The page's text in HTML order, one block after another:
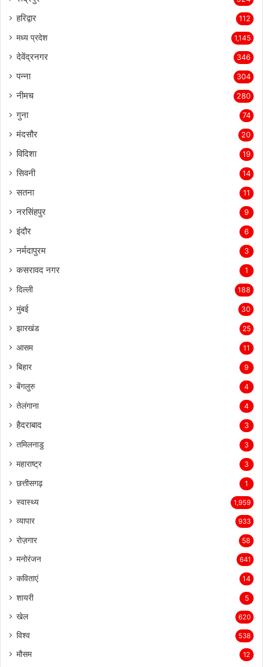
हरिद्वार 112
मध्य प्रदेश 1,145
देवेंद्रनगर 346
पन्ना 304
नीमच 280
गुना 74
मंदसौर 20
विदिशा 19
सिवनी 14
सतना 11
नरसिंहपुर 9
इंदौर 6
नर्मदापुरम 3
कसरावद नगर 1
दिल्ली 188
मुंबई 30
झारखंड 25
आसम 11
बिहार 9
बेंगलुरु 4
तेलंगाना 4
हैदराबाद 3
तमिलनाडु 3
महाराष्ट्र 3
छत्तीसगढ़ 1
स्वास्थ्य 1,959
व्यापार 933
रोज़गार 58
मनोरंजन 641
कविताएं 14
शायरी 5
खेल 620
विश्व 538
मौसम 12